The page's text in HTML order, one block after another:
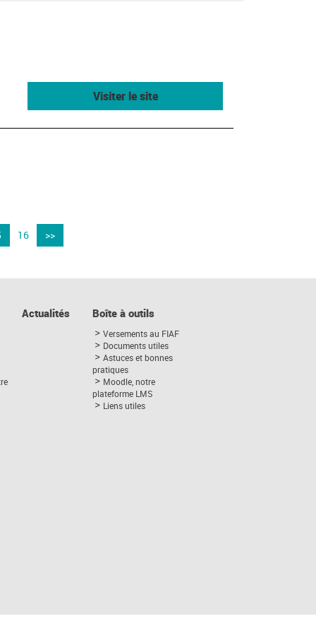
Visiter le site
16 >>
Actualités Boîte à outils
Versements au FIAF
Documents utiles
Astuces et bonnes
pratiques
Moodle, notre
plateforme LMS
Liens utiles